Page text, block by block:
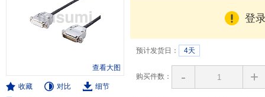
查看大图
收藏 对比
细节
登
预计发货日： 4天
购买件数： - +